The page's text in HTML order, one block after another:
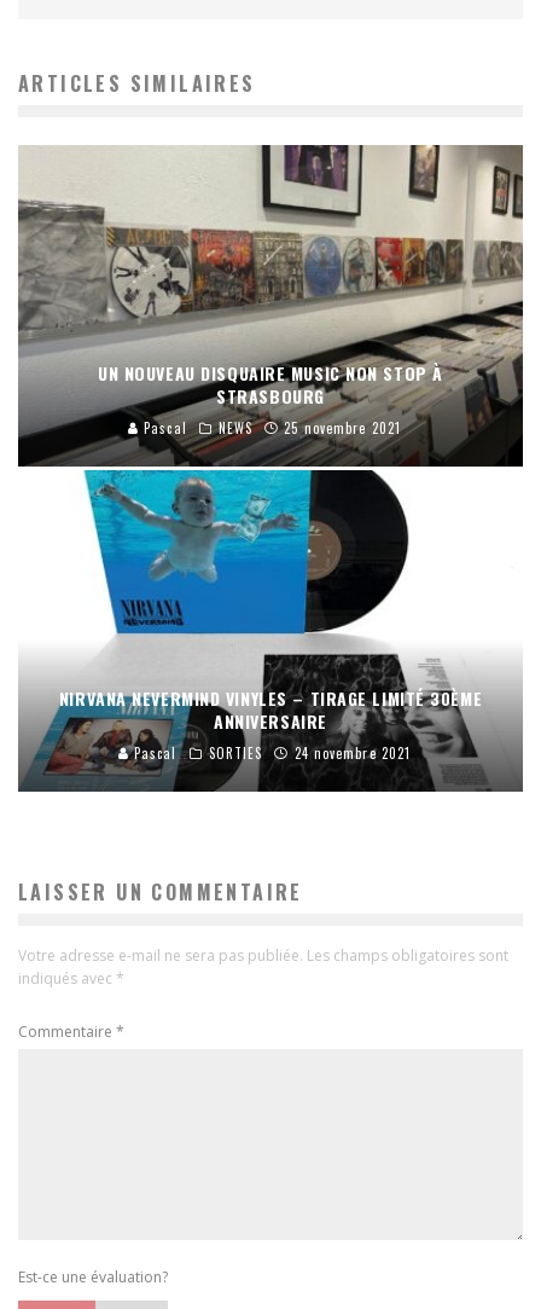
ARTICLES SIMILAIRES
UN NOUVEAU DISQUAIRE MUSIC NON STOP À
STRASBOURG
Pascal NEWS 25 novembre 2021
NIRVANA NEVERMIND VINYLES – TIRAGE LIMITÉ 30ÈME
ANNIVERSAIRE
Pascal SORTIES 24 novembre 2021
LAISSER UN COMMENTAIRE
Votre adresse e-mail ne sera pas publiée. Les champs obligatoires sont
indiqués avec *
Commentaire *
Est-ce une évaluation?